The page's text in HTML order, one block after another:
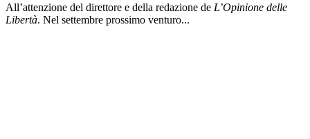
All’attenzione del direttore e della redazione de L’Opinione delle
Libertà. Nel settembre prossimo venturo...